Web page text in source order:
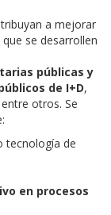
a mejorar
que se desarrollen
públicas y
de I+D,
otros. Se
tecnología de
en procesos